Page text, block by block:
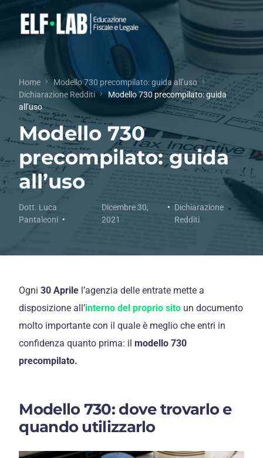
Home
Modello 730 precompilato: guida all’uso
Dichiarazione Redditi
Modello 730 precompilato: guida
all’uso
Modello 730
precompilato: guida
all’uso
Dott. Luca
Pantaleoni
Dicembre 30,
2021
Dichiarazione
Redditi
Ogni30 Aprile l’agenzia delle entrate mette a
disposizione all’interno del proprio sito un documento
molto importante con il quale è meglio che entri in
confidenza quanto prima: ilmodello 730
precompilato.
Modello 730: dove trovarlo e
quando utilizzarlo
Chi Siamo
Servizi
Blog
Collaborazioni